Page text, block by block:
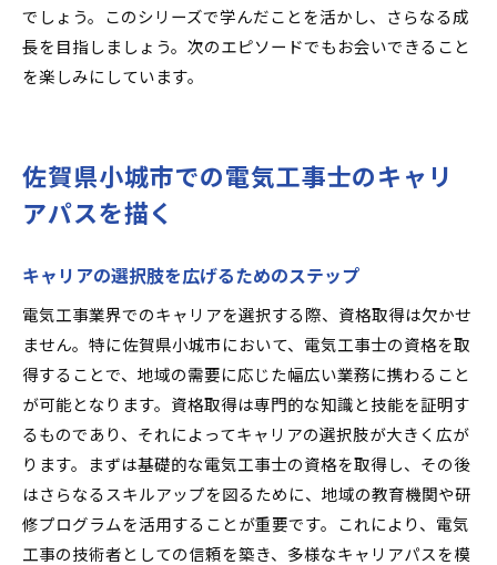
でしょう。このシリーズで学んだことを活かし、さらなる成
長を目指しましょう。次のエピソードでもお会いできること
を楽しみにしています。
佐賀県小城市での電気工事士のキャリ
アパスを描く
キャリアの選択肢を広げるためのステップ
電気工事業界でのキャリアを選択する際、資格取得は欠かせ
ません。特に佐賀県小城市において、電気工事士の資格を取
得することで、地域の需要に応じた幅広い業務に携わること
が可能となります。資格取得は専門的な知識と技能を証明す
るものであり、それによってキャリアの選択肢が大きく広が
ります。まずは基礎的な電気工事士の資格を取得し、その後
はさらなるスキルアップを図るために、地域の教育機関や研
修プログラムを活用することが重要です。これにより、電気
工事の技術者としての信頼を築き、多様なキャリアパスを模